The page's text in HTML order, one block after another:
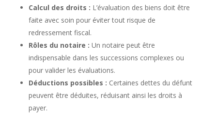
Calcul des droits : L’évaluation des biens doit être
faite avec soin pour éviter tout risque de
redressement fiscal.
Rôles du notaire : Un notaire peut être
indispensable dans les successions complexes ou
pour valider les évaluations.
Déductions possibles : Certaines dettes du défunt
peuvent être déduites, réduisant ainsi les droits à
payer.